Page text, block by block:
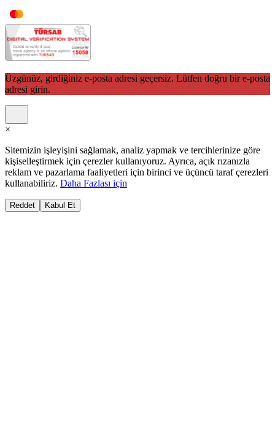
Üzgünüz, girdiğiniz e-posta adresi geçersiz. Lütfen doğru bir e-posta
adresi girin.
×
Sitemizin işleyişini sağlamak, analiz yapmak ve tercihlerinize göre
kişiselleştirmek için çerezler kullanıyoruz. Ayrıca, açık rızanızla
reklam ve pazarlama faaliyetleri için birinci ve üçüncü taraf çerezleri
kullanabiliriz. Daha Fazlası için
Reddet Kabul Et